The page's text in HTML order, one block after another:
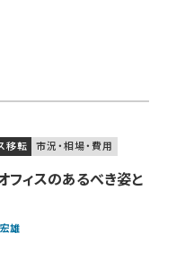
移転 市況・相場・費用
フィスのあるべき姿と
雄